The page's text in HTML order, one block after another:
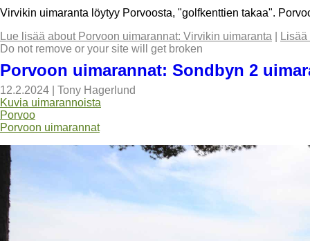
Virvikin uimaranta löytyy Porvoosta, "golfkenttien takaa".
Lue lisää about Porvoon uimarannat: Virvikin uimaranta
Do not remove or your site will get broken
Porvoon uimarannat: Sondbyn 2
12.2.2024
Tony Hagerlund
Kuvia uimarannoista
Porvoo
Porvoon uimarannat